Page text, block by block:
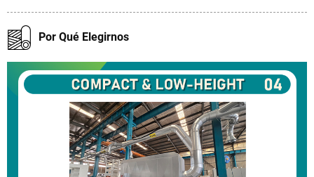
Por Qué Elegirnos